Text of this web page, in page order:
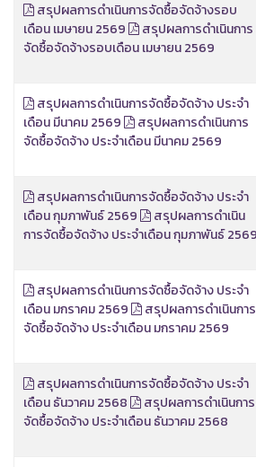
สรุปผลการดำเนินการจัดซื้อจัดจ้างรอบ
เดือน เมษายน 2569
สรุปผลการดำเนินการ
จัดซื้อจัดจ้างรอบเดือน เมษายน 2569
สรุปผลการดำเนินการจัดซื้อจัดจ้าง ประจำ
เดือน มีนาคม 2569
สรุปผลการดำเนินการ
จัดซื้อจัดจ้าง ประจำเดือน มีนาคม 2569
สรุปผลการดำเนินการจัดซื้อจัดจ้าง ประจำ
เดือน กุมภาพันธ์ 2569
สรุปผลการดำเนิน
การจัดซื้อจัดจ้าง ประจำเดือน กุมภาพันธ์ 2569
สรุปผลการดำเนินการจัดซื้อจัดจ้าง ประจำ
เดือน มกราคม 2569
สรุปผลการดำเนินการ
จัดซื้อจัดจ้าง ประจำเดือน มกราคม 2569
สรุปผลการดำเนินการจัดซื้อจัดจ้าง ประจำ
เดือน ธันวาคม 2568
สรุปผลการดำเนินการ
จัดซื้อจัดจ้าง ประจำเดือน ธันวาคม 2568